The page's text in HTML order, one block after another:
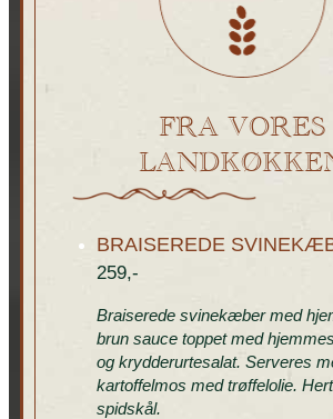
FRA VORES
BRAISEREDE
259,-
Braiserede svinekæber med
brun sauce toppet med
og krydderurtesalat. Serveres
kartoffelmos med trøffelolie.
spidskål.